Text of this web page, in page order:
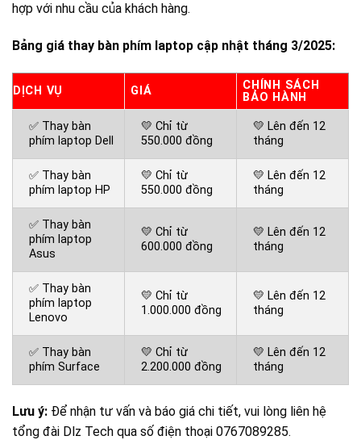
hợp với nhu cầu của khách hàng.
Bảng giá thay bàn phím laptop cập nhật tháng 3/2025:
DỊCH VỤ GIÁ
CHÍNH SÁCH
BẢO HÀNH
✅ Thay bàn
phím laptop Dell
💛 Chỉ từ
550.000 đồng
💛 Lên đến 12
tháng
✅ Thay bàn
phím laptop HP
💛 Chỉ từ
550.000 đồng
💛 Lên đến 12
tháng
✅ Thay bàn
phím laptop
Asus
💛 Chỉ từ
600.000 đồng
💛 Lên đến 12
tháng
✅ Thay bàn
phím laptop
Lenovo
💛 Chỉ từ
1.000.000 đồng
💛 Lên đến 12
tháng
✅ Thay bàn
phím Surface
💛 Chỉ từ
2.200.000 đồng
💛 Lên đến 12
tháng
Lưu ý: Để nhận tư vấn và báo giá chi tiết, vui lòng liên hệ
tổng đài Dlz Tech qua số điện thoại 0767089285.